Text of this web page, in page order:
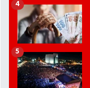
4
5